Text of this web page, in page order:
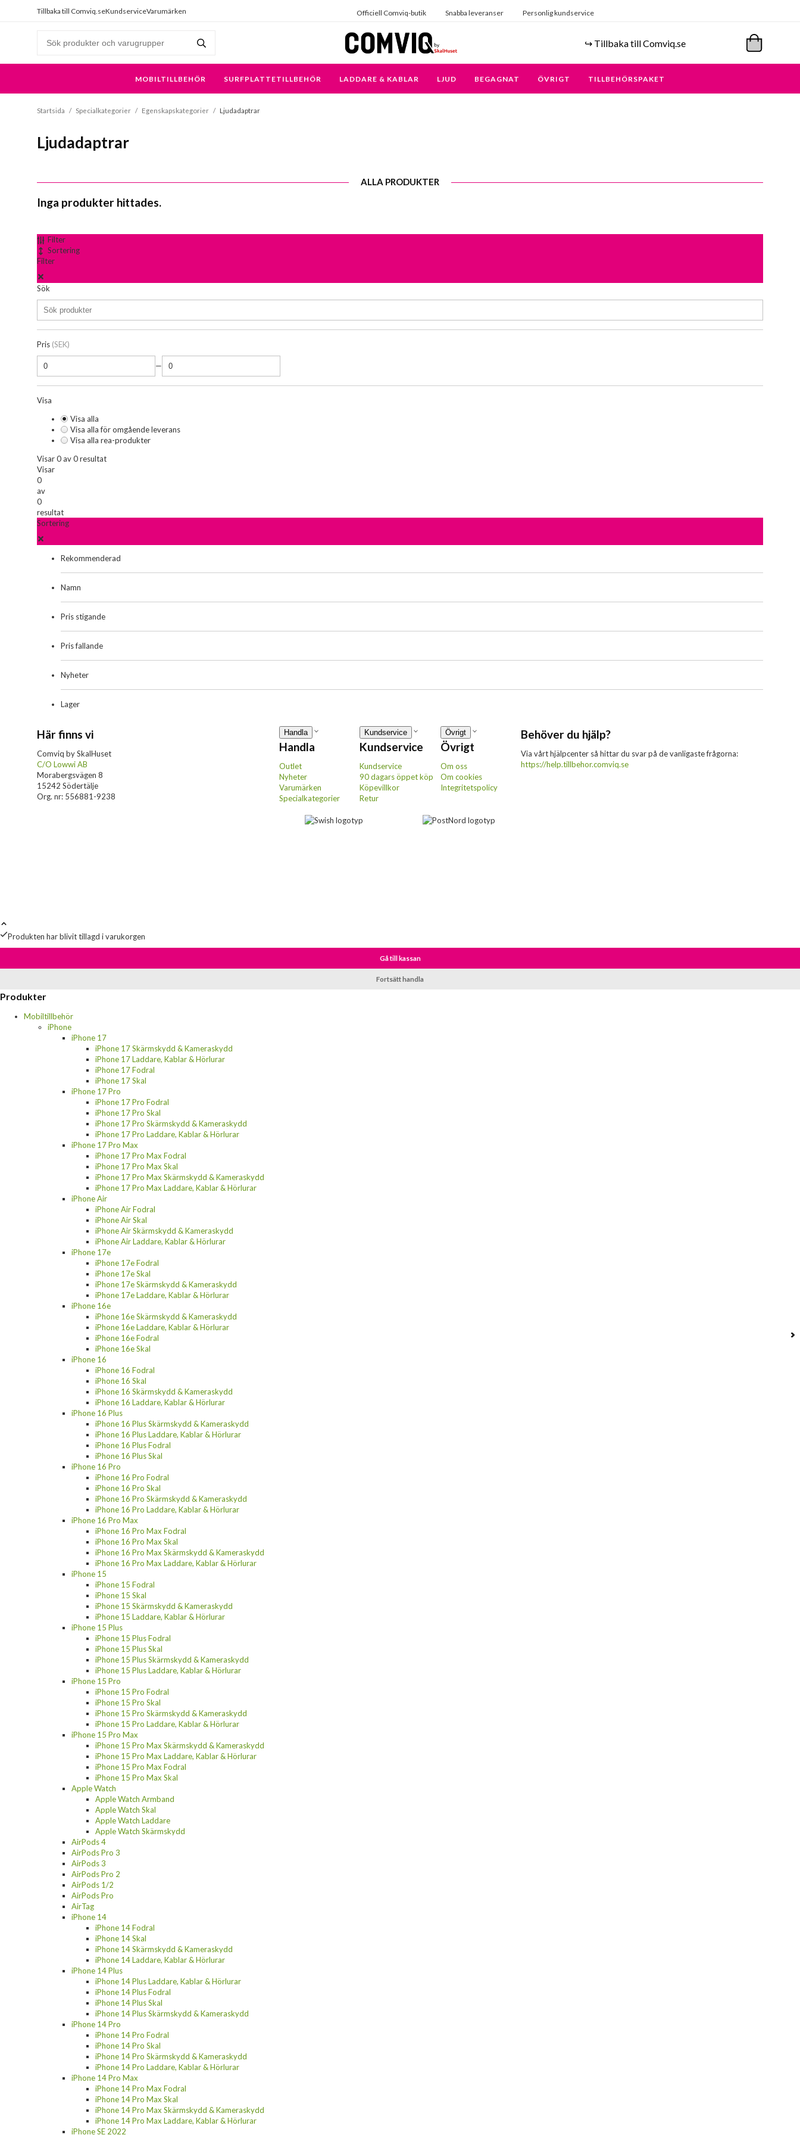
Tillbaka till Comviq.seKundserviceVarumärken Officiell Comviq-butik Snabba leveranser Personlig kundservice
↪️ Tillbaka till Comviq.se
MOBILTILLBEHÖR SURFPLATTETILLBEHÖR LADDARE & KABLAR LJUD BEGAGNAT ÖVRIGT TILLBEHÖRSPAKET
Startsida / Specialkategorier / Egenskapskategorier / Ljudadaptrar
Ljudadaptrar
ALLA PRODUKTER
Inga produkter hittades.
Filter
Sortering
Filter
Sök
Pris (SEK)
—
Visa
Visa alla
Visa alla för omgående leverans
Visa alla rea-produkter
Visar 0 av 0 resultat
Visar
0
av
0
resultat
Sortering
Rekommenderad
Namn
Pris stigande
Pris fallande
Nyheter
Lager
Här finns vi
Comviq by SkalHuset
C/O Lowwi AB
Morabergsvägen 8
15242 Södertälje
Org. nr: 556881-9238
Handla
Handla
Outlet
Nyheter
Varumärken
Specialkategorier
Kundservice
Kundservice
Kundservice
90 dagars öppet köp
Köpevillkor
Retur
Övrigt
Övrigt
Om oss
Om cookies
Integritetspolicy
Behöver du hjälp?
Via vårt hjälpcenter så hittar du svar på de vanligaste frågorna:
https://help.tillbehor.comviq.se
Produkten har blivit tillagd i varukorgen
Gå till kassan
Fortsätt handla
Produkter
Mobiltillbehör
iPhone
iPhone 17
iPhone 17 Skärmskydd & Kameraskydd
iPhone 17 Laddare, Kablar & Hörlurar
iPhone 17 Fodral
iPhone 17 Skal
iPhone 17 Pro
iPhone 17 Pro Fodral
iPhone 17 Pro Skal
iPhone 17 Pro Skärmskydd & Kameraskydd
iPhone 17 Pro Laddare, Kablar & Hörlurar
iPhone 17 Pro Max
iPhone 17 Pro Max Fodral
iPhone 17 Pro Max Skal
iPhone 17 Pro Max Skärmskydd & Kameraskydd
iPhone 17 Pro Max Laddare, Kablar & Hörlurar
iPhone Air
iPhone Air Fodral
iPhone Air Skal
iPhone Air Skärmskydd & Kameraskydd
iPhone Air Laddare, Kablar & Hörlurar
iPhone 17e
iPhone 17e Fodral
iPhone 17e Skal
iPhone 17e Skärmskydd & Kameraskydd
iPhone 17e Laddare, Kablar & Hörlurar
iPhone 16e
iPhone 16e Skärmskydd & Kameraskydd
iPhone 16e Laddare, Kablar & Hörlurar
iPhone 16e Fodral
iPhone 16e Skal
iPhone 16
iPhone 16 Fodral
iPhone 16 Skal
iPhone 16 Skärmskydd & Kameraskydd
iPhone 16 Laddare, Kablar & Hörlurar
iPhone 16 Plus
iPhone 16 Plus Skärmskydd & Kameraskydd
iPhone 16 Plus Laddare, Kablar & Hörlurar
iPhone 16 Plus Fodral
iPhone 16 Plus Skal
iPhone 16 Pro
iPhone 16 Pro Fodral
iPhone 16 Pro Skal
iPhone 16 Pro Skärmskydd & Kameraskydd
iPhone 16 Pro Laddare, Kablar & Hörlurar
iPhone 16 Pro Max
iPhone 16 Pro Max Fodral
iPhone 16 Pro Max Skal
iPhone 16 Pro Max Skärmskydd & Kameraskydd
iPhone 16 Pro Max Laddare, Kablar & Hörlurar
iPhone 15
iPhone 15 Fodral
iPhone 15 Skal
iPhone 15 Skärmskydd & Kameraskydd
iPhone 15 Laddare, Kablar & Hörlurar
iPhone 15 Plus
iPhone 15 Plus Fodral
iPhone 15 Plus Skal
iPhone 15 Plus Skärmskydd & Kameraskydd
iPhone 15 Plus Laddare, Kablar & Hörlurar
iPhone 15 Pro
iPhone 15 Pro Fodral
iPhone 15 Pro Skal
iPhone 15 Pro Skärmskydd & Kameraskydd
iPhone 15 Pro Laddare, Kablar & Hörlurar
iPhone 15 Pro Max
iPhone 15 Pro Max Skärmskydd & Kameraskydd
iPhone 15 Pro Max Laddare, Kablar & Hörlurar
iPhone 15 Pro Max Fodral
iPhone 15 Pro Max Skal
Apple Watch
Apple Watch Armband
Apple Watch Skal
Apple Watch Laddare
Apple Watch Skärmskydd
AirPods 4
AirPods Pro 3
AirPods 3
AirPods Pro 2
AirPods 1/2
AirPods Pro
AirTag
iPhone 14
iPhone 14 Fodral
iPhone 14 Skal
iPhone 14 Skärmskydd & Kameraskydd
iPhone 14 Laddare, Kablar & Hörlurar
iPhone 14 Plus
iPhone 14 Plus Laddare, Kablar & Hörlurar
iPhone 14 Plus Fodral
iPhone 14 Plus Skal
iPhone 14 Plus Skärmskydd & Kameraskydd
iPhone 14 Pro
iPhone 14 Pro Fodral
iPhone 14 Pro Skal
iPhone 14 Pro Skärmskydd & Kameraskydd
iPhone 14 Pro Laddare, Kablar & Hörlurar
iPhone 14 Pro Max
iPhone 14 Pro Max Fodral
iPhone 14 Pro Max Skal
iPhone 14 Pro Max Skärmskydd & Kameraskydd
iPhone 14 Pro Max Laddare, Kablar & Hörlurar
iPhone SE 2022